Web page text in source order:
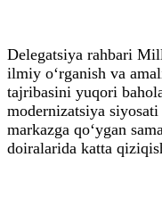
Delegatsiya rahbari
ilmiy o‘rganish va
tajribasini yuqori
modernizatsiya
markazga qo‘ygan
doiralarida katta